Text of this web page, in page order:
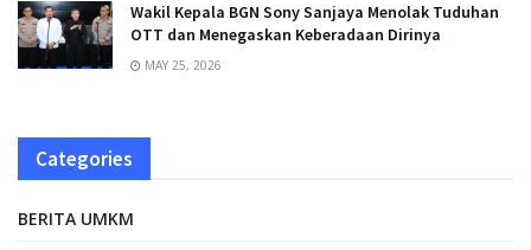
Wakil Kepala BGN Sony Sanjaya Menolak Tuduhan
OTT dan Menegaskan Keberadaan Dirinya
MAY 25, 2026
Categories
BERITA UMKM